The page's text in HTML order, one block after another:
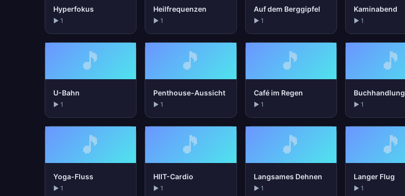
Hyperfokus
▶ 1
Heilfrequenzen
▶ 1
Auf dem Berggipfel
▶ 1
Kaminabend
▶ 1
🎵
U-Bahn
▶ 1
🎵
Penthouse-Aussicht
▶ 1
🎵
Café im Regen
▶ 1
🎵
Buchhandlung
▶ 1
🎵
Yoga-Fluss
▶ 1
🎵
HIIT-Cardio
▶ 1
🎵
Langsames Dehnen
▶ 1
🎵
Langer Flug
▶ 1